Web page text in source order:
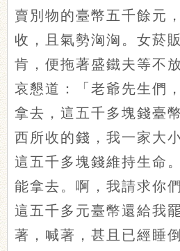
賣別物的臺幣五千餘元
收，且氣勢洶洶。女菸
肯，便拖著盛鐵夫等不
哀懇道：「老爺先生們
拿去，這五千多塊錢臺
西所收的錢，我一家大
這五千多塊錢維持生命
能拿去。啊，我請求你
這五千多元臺幣還給我
著，喊著，甚且已經睡